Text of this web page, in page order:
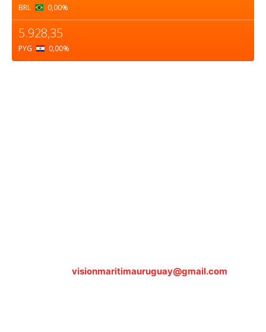
BRL 0,00%
5.928,35
PYG 0,00%
visionmaritimauruguay@gmail.com